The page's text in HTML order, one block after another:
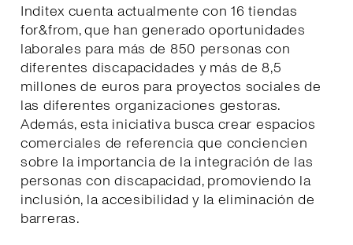
Inditex cuenta actualmente con 16 tiendas
for&from, que han generado oportunidades
laborales para más de 850 personas con
diferentes discapacidades y más de 8,5
millones de euros para proyectos sociales de
las diferentes organizaciones gestoras.
Además, esta iniciativa busca crear espacios
comerciales de referencia que conciencien
sobre la importancia de la integración de las
personas con discapacidad, promoviendo la
inclusión, la accesibilidad y la eliminación de
barreras.